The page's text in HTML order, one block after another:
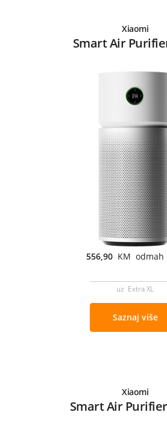
Xiaomi
Smart Air
556,90 KM odmah
uz Extra XL
Saznaj više
Xiaomi
Smart Air